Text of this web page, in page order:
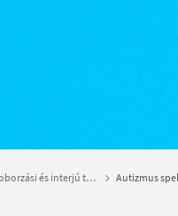
Toborzási és interjú technikák